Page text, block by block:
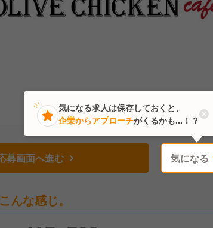
募画面へ進む 気になる
んな感じ。
気になる
気になる求人は保存しておくと、
企業からアプローチがくるかも...！？